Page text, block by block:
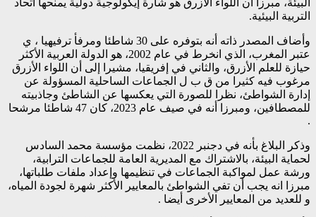
البيئة، مبرزا أن اللواء الأزرق هو شارة إيكولوجية دولية يمنحها اتحاد
التربية البيئية.
وأضاف المصدر ذاته أنه بتوفره على 30 شاطئا ومرفأ ترفيهيا ، ي
عتبر المغرب، الذي انخرط في عام 2002، هو الدولة العربية الأكثر
حيازة للعلم الأزرق، والثاني في إفريقيا، مشيرا إلى أن اللواء الأزرق
مرغوب فيه كثيرا من ق ب ل الجماعات الساحلية المسؤولة عن
إدارة الشواطئ، نظرا للصورة التي يعكسها عن الشاطئ وجاذبيته
للمصطافين، ومبرزا أنه في صيف عام 2023، كان 47 شاطئا مرشحا
.
وذكر البلاغ بأنه في دجنبر 2022، نظمت مؤسسة محمد السادس
لحماية البيئة، بالاشتراك مع المديرية العامة للجماعات الترابية،
ورشة عمل لمواكبة الجماعات في تنظيمها وإعداد ملفات طلباتها،
مبرزا انه يجب أن تفي الشواطئ بالمعايير الأكثر شهرة لجودة المياه،
و للعديد من المعايير الأخرى أيضا .